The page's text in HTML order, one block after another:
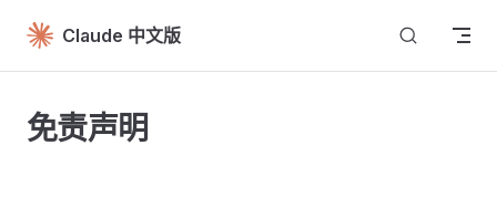
Skip to content
Claude 中文版
免责声明